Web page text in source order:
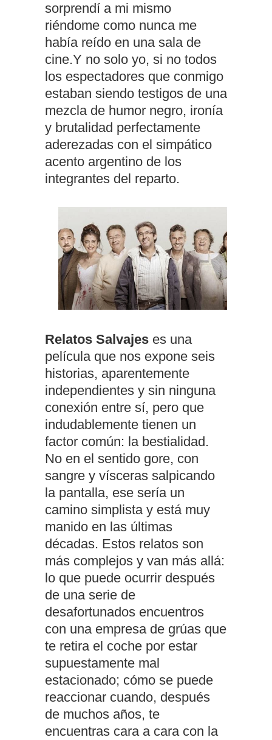
sorprendí a mi mismo
riéndome como nunca me
había reído en una sala de
cine.Y no solo yo, si no todos
los espectadores que conmigo
estaban siendo testigos de una
mezcla de humor negro, ironía
y brutalidad perfectamente
aderezadas con el simpático
acento argentino de los
integrantes del reparto.
Relatos Salvajes es una
película que nos expone seis
historias, aparentemente
independientes y sin ninguna
conexión entre sí, pero que
indudablemente tienen un
factor común: la bestialidad.
No en el sentido gore, con
sangre y vísceras salpicando
la pantalla, ese sería un
camino simplista y está muy
manido en las últimas
décadas. Estos relatos son
más complejos y van más allá:
lo que puede ocurrir después
de una serie de
desafortunados encuentros
con una empresa de grúas que
te retira el coche por estar
supuestamente mal
estacionado; cómo se puede
reaccionar cuando, después
de muchos años, te
encuentras cara a cara con la